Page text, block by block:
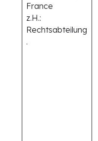
France
z.H.:
Rechtsabteilung
.